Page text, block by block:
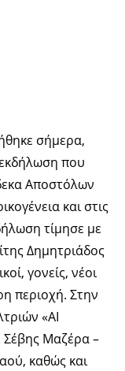
σήμερα,
που
Αποστόλων
και στις
τίμησε με
Δημητριάδος
γονείς, νέοι
περιοχή. Στην
«ΑΙ
Σέβης Μαζέρα –
καθώς και